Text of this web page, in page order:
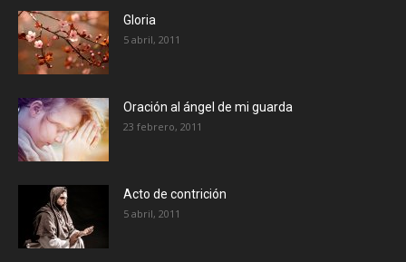
Gloria
5 abril, 2011
Oración al ángel de mi guarda
23 febrero, 2011
Acto de contrición
5 abril, 2011